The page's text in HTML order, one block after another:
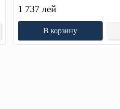
1 737 лей
В корзину